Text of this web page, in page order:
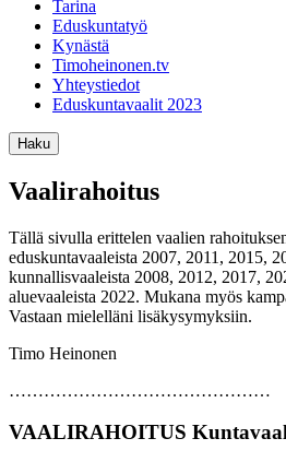
Tarina
Eduskuntatyö
Kynästä
Timoheinonen.tv
Yhteystiedot
Eduskuntavaalit 2023
Haku
Vaalirahoitus
Tällä sivulla erittelen vaalien
eduskuntavaaleista 2007, 2011, 2015,
kunnallisvaaleista 2008, 2012, 2017,
aluevaaleista 2022. Mukana myös
Vastaan mielelläni lisäkysymyksiin.
Timo Heinonen
………………………………………
VAALIRAHOITUS